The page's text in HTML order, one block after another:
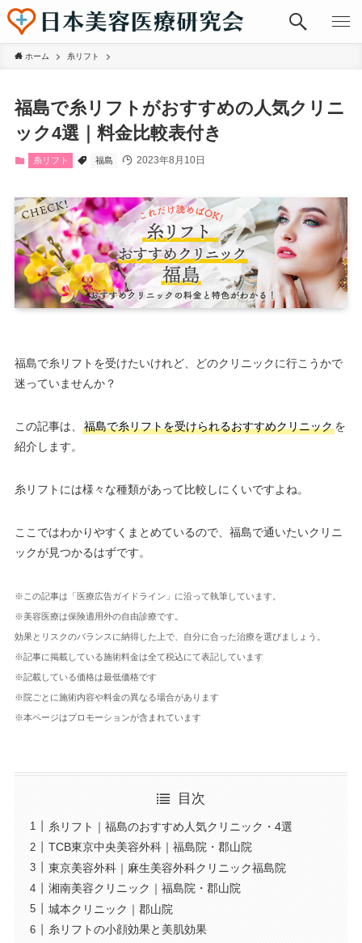
ホーム 糸リフト
福島で糸リフトがおすすめの人気クリニ
ック4選｜料金比較表付き
糸リフト 福島 2023年8月10日
福島で糸リフトを受けたいけれど、どのクリニックに行こうかで
迷っていませんか？
この記事は、 福島で糸リフトを受けられるおすすめクリニックを
紹介します。
糸リフトには様々な種類があって比較しにくいですよね。
ここではわかりやすくまとめているので、福島で通いたいクリニ
ックが見つかるはずです。
※この記事は「医療広告ガイドライン」に沿って執筆しています。
※美容医療は保険適用外の自由診療です。
効果とリスクのバランスに納得した上で、自分に合った治療を選びましょう。
※記事に掲載している施術料金は全て税込にて表記しています
※記載している価格は最低価格です
※院ごとに施術内容や料金の異なる場合があります
※本ページはプロモーションが含まれています
目次
糸リフト｜福島のおすすめ人気クリニック・4選
TCB東京中央美容外科｜福島院・郡山院
東京美容外科｜麻生美容外科クリニック福島院
湘南美容クリニック｜福島院・郡山院
城本クリニック｜郡山院
糸リフトの小顔効果と美肌効果